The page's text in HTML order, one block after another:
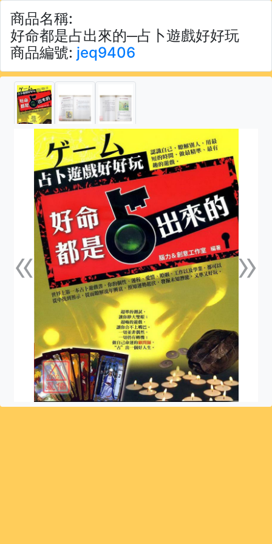
商品名稱:
好命都是占出來的─占卜遊戲好好玩
商品編號: jeq9406
«上一張 »下一